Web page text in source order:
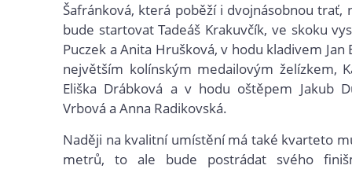
Šafránková, která poběží i dvojnásobnou trať,
bude startovat Tadeáš Krakuvčík, ve skoku
Puczek a Anita Hrušková, v hodu kladivem Jan
největším kolínským medailovým želízkem,
Eliška Drábková a v hodu oštěpem Jakub
Vrbová a Anna Radikovská.
Naději na kvalitní umístění má také kvarteto
metrů, to ale bude postrádat svého